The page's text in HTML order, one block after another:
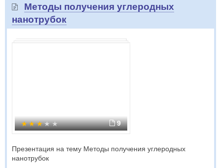
Методы получения углеродных
нанотрубок
9
Презентация на тему Методы получения углеродных
нанотрубок